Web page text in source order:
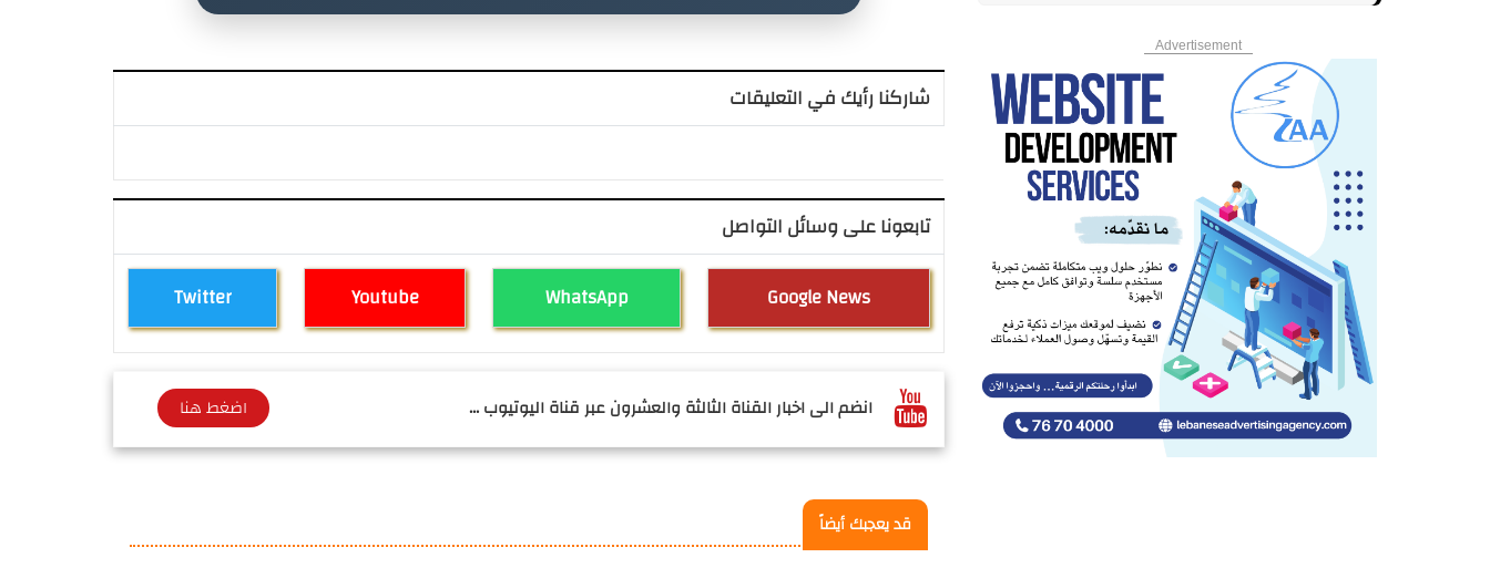
شاركنا رأيك في التعليقات
تابعونا على وسائل التواصل
Twitter Youtube WhatsApp Google News
انضم الى اخبار القناة الثالثة والعشرون عبر قناة اليوتيوب ... اضغط هنا
قد يعجبك أيضاً
Advertisement